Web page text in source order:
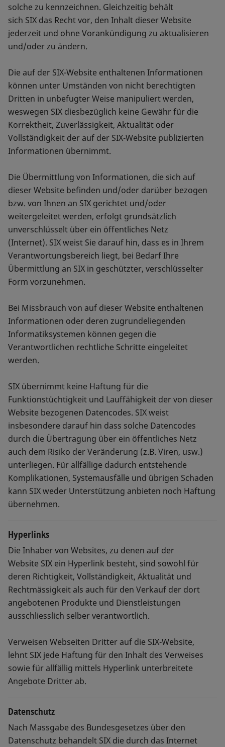
solche zu kennzeichnen. Gleichzeitig behält
sich SIX das Recht vor, den Inhalt dieser Website
jederzeit und ohne Vorankündigung zu aktualisieren
und/oder zu ändern.
Die auf der SIX-Website enthaltenen Informationen
können unter Umständen von nicht berechtigten
Dritten in unbefugter Weise manipuliert werden,
weswegen SIX diesbezüglich keine Gewähr für die
Korrektheit, Zuverlässigkeit, Aktualität oder
Vollständigkeit der auf der SIX-Website publizierten
Informationen übernimmt.
Die Übermittlung von Informationen, die sich auf
dieser Website befinden und/oder darüber bezogen
bzw. von Ihnen an SIX gerichtet und/oder
weitergeleitet werden, erfolgt grundsätzlich
unverschlüsselt über ein öffentliches Netz
(Internet). SIX weist Sie darauf hin, dass es in Ihrem
Verantwortungsbereich liegt, bei Bedarf Ihre
Übermittlung an SIX in geschützter, verschlüsselter
Form vorzunehmen.
Bei Missbrauch von auf dieser Website enthaltenen
Informationen oder deren zugrundeliegenden
Informatiksystemen können gegen die
Verantwortlichen rechtliche Schritte eingeleitet
werden.
SIX übernimmt keine Haftung für die
Funktionstüchtigkeit und Lauffähigkeit der von dieser
Website bezogenen Datencodes. SIX weist
insbesondere darauf hin dass solche Datencodes
durch die Übertragung über ein öffentliches Netz
auch dem Risiko der Veränderung (z.B. Viren, usw.)
unterliegen. Für allfällige dadurch entstehende
Komplikationen, Systemausfälle und übrigen Schaden
kann SIX weder Unterstützung anbieten noch Haftung
übernehmen.
Hyperlinks
Die Inhaber von Websites, zu denen auf der
Website SIX ein Hyperlink besteht, sind sowohl für
deren Richtigkeit, Vollständigkeit, Aktualität und
Rechtmässigkeit als auch für den Verkauf der dort
angebotenen Produkte und Dienstleistungen
ausschliesslich selber verantwortlich.
Verweisen Webseiten Dritter auf die SIX-Website,
lehnt SIX jede Haftung für den Inhalt des Verweises
sowie für allfällig mittels Hyperlink unterbreitete
Angebote Dritter ab.
Datenschutz
Nach Massgabe des Bundesgesetzes über den
Datenschutz behandelt SIX die durch das Internet